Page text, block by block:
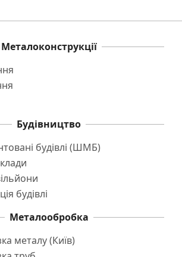
Металоконструкції
Будівництво
будівлі (ШМБ)
будівлі
Металообробка
металу (Київ)